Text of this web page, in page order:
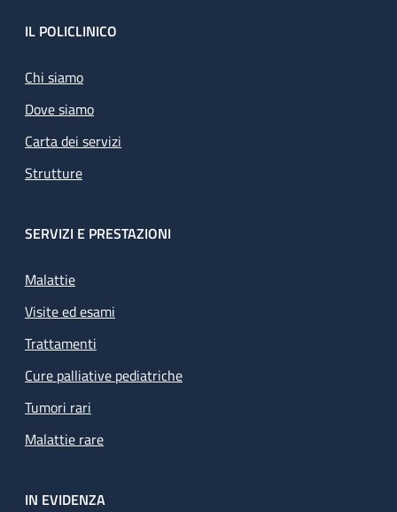
Footer
IL POLICLINICO
Chi siamo
Dove siamo
Carta dei servizi
Strutture
SERVIZI E PRESTAZIONI
Malattie
Visite ed esami
Trattamenti
Cure palliative pediatriche
Tumori rari
Malattie rare
IN EVIDENZA